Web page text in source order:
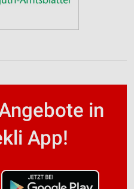
in
App!